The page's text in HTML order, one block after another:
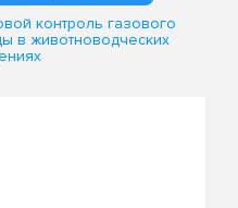
контроль газового
в животноводческих